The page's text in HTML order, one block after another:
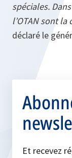
spéciales.
l’OTAN sont
déclaré le
Et recevez